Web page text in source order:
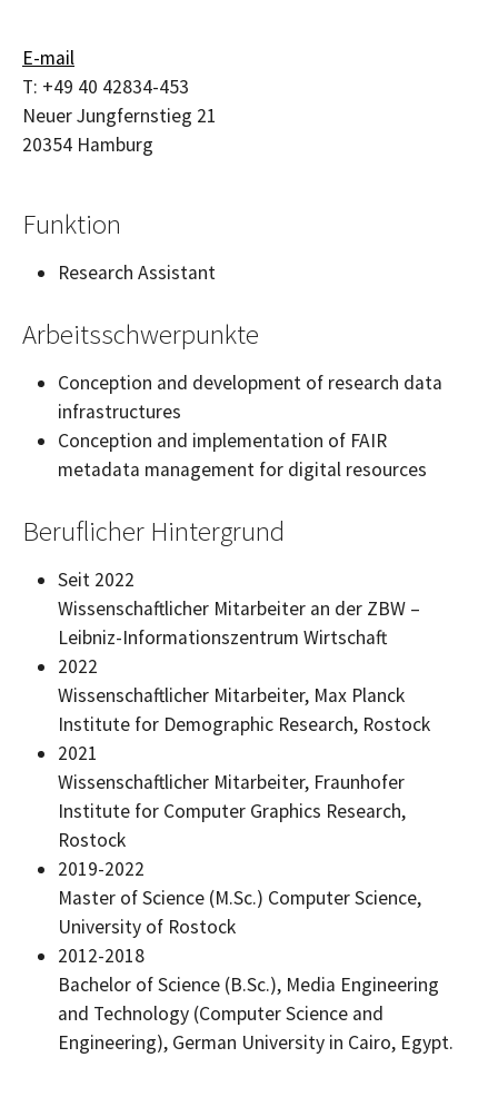
E-mail
T: +49 40 42834-453
Neuer Jungfernstieg 21
20354 Hamburg
Funktion
Research Assistant
Arbeitsschwerpunkte
Conception and development of research data
infrastructures
Conception and implementation of FAIR
metadata management for digital resources
Beruflicher Hintergrund
Seit 2022
Wissenschaftlicher Mitarbeiter an der ZBW –
Leibniz-Informationszentrum Wirtschaft
2022
Wissenschaftlicher Mitarbeiter, Max Planck
Institute for Demographic Research, Rostock
2021
Wissenschaftlicher Mitarbeiter, Fraunhofer
Institute for Computer Graphics Research,
Rostock
2019-2022
Master of Science (M.Sc.) Computer Science,
University of Rostock
2012-2018
Bachelor of Science (B.Sc.), Media Engineering
and Technology (Computer Science and
Engineering), German University in Cairo, Egypt.